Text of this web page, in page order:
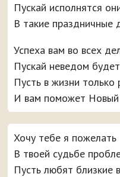
Пускай исполнятся
В такие праздничные
Успеха вам во всех
Пускай неведом
Пусть в жизни
И вам поможет Новый
Хочу тебе я пожелать
В твоей судьбе
Пусть любят близкие